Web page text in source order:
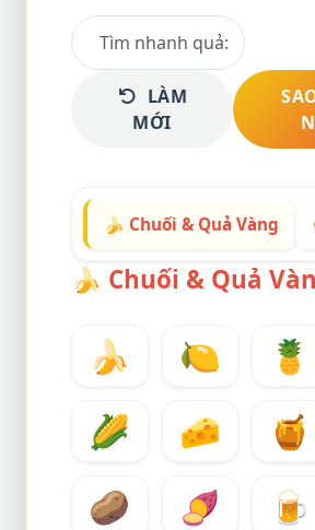
LÀM
MỚI
🍌 Chuối & Quả Vàng
🍌 Chuối & Quả
🍌 🍋 🍍
🌽
🧀 🍯
🥔
🍠 🍺